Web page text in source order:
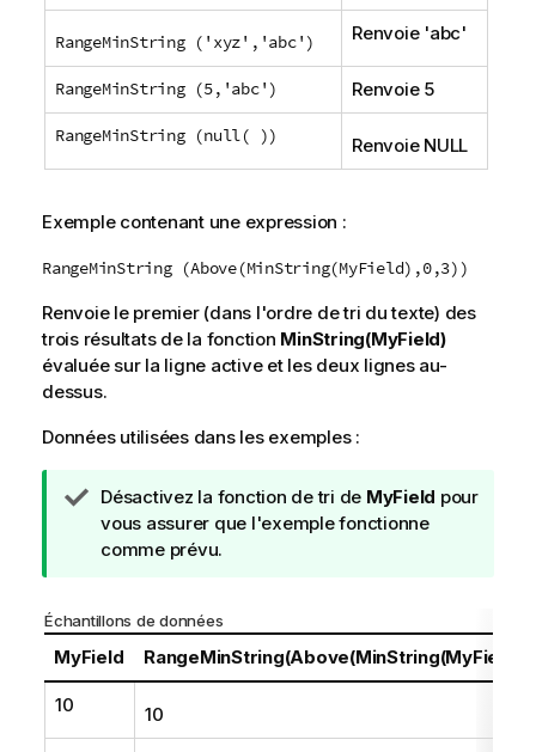
RangeMinString ('xyz','abc') Renvoie 'abc'
RangeMinString (5,'abc') Renvoie 5
RangeMinString (null( )) Renvoie NULL
Exemple contenant une expression :
RangeMinString (Above(MinString(MyField),0,3))
Renvoie le premier (dans l'ordre de tri du texte) des
trois résultats de la fonction MinString(MyField)
évaluée sur la ligne active et les deux lignes au-
dessus.
Données utilisées dans les exemples :
N
o
t
o
n
s
i
Désactivez la fonction de tri de MyField pour
vous assurer que l'exemple fonctionne
comme prévu.
Échantillons de données
MyField
10 10